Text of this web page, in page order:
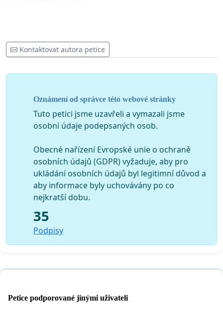
a fekálie, svedené nebo splavované mimo existující ČOV
z malých obcí, samot, chatových osad, z plavidel, okolí
výstavbu ČOV jen v obcích s počtem obyvatel větším
než 2 000. Protože obce v okolí Střední Vltavy jsou
vesměs malé, platí zde lapidární „ stokrát nic umořilo
“. Tento přístup je bezpodmínečně nutno změnit.
Podíl na znečištění má přirozeně i nekázeň a sobectví
některých obyvatel a vlastníků nemovitostí. To je ale
vždy způsobeno nefungujícím prosazováním zákona.
Příslušné orgány: MŽP, ČIŽP, MMR, stavební úřady.
3. Zvýšená teplota říční vody
Kontaktovat autora petice
Oznámení od správce této webové stránky
Tuto petici jsme uzavřeli a vymazali jsme
osobní údaje podepsaných osob.
Obecné nařízení Evropské unie o ochraně
osobních údajů (GDPR) vyžaduje, aby pro
ukládání osobních údajů byl legitimní důvod a
aby informace byly uchovávány po co
nejkratší dobu.
35
Podpisy
Petice podporované jinými uživateli